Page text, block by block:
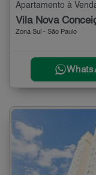
Vila Nova
Zona Sul - São Paulo